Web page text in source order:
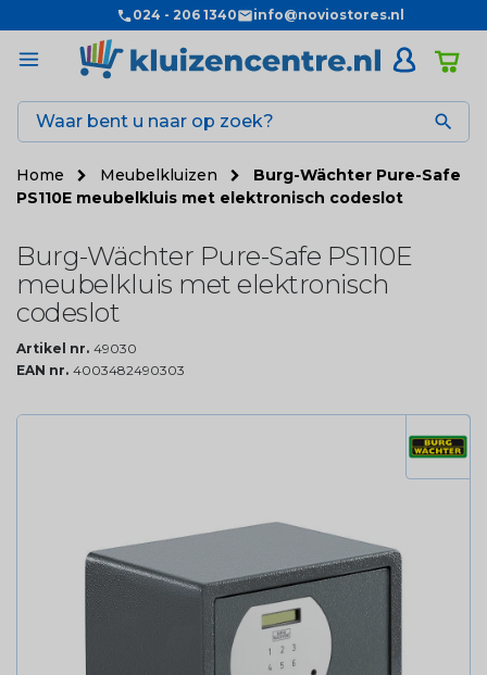
024 - 206 1340 info@noviostores.nl

Home Meubelkluizen
Burg-Wächter Pure-Safe
PS110E meubelkluis met elektronisch codeslot
Burg-Wächter Pure-Safe PS110E
meubelkluis met elektronisch
codeslot
Artikel nr. 49030
EAN nr. 4003482490303